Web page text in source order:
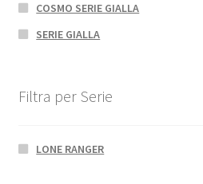
COSMO SERIE GIALLA
SERIE GIALLA
Filtra per Serie
LONE RANGER